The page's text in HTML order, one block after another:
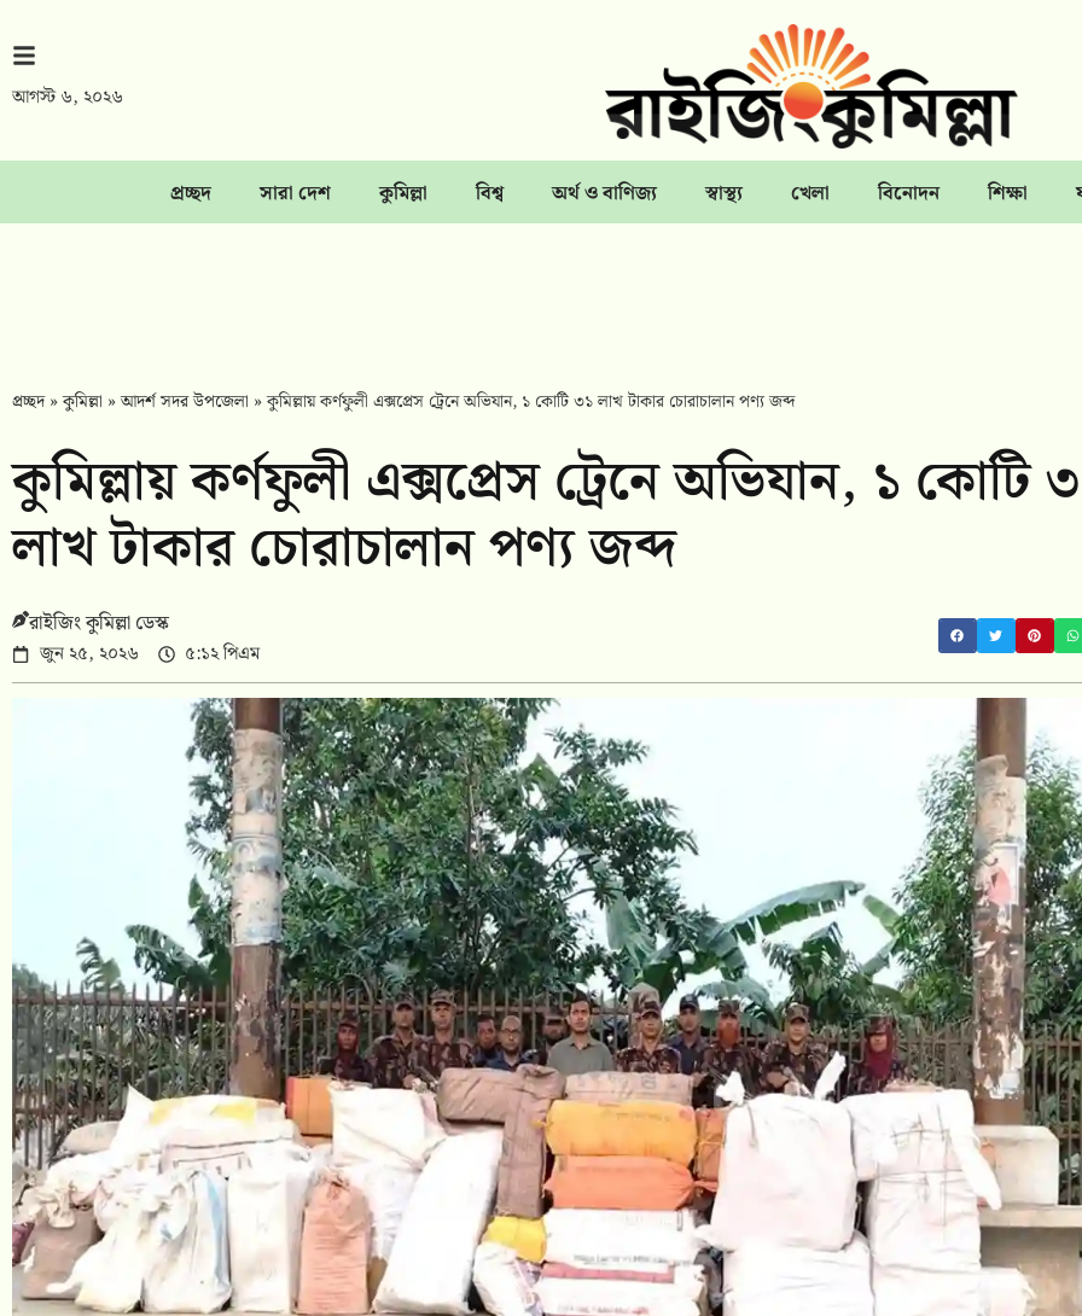
আগস্ট ৬, ২০২৬
প্রচ্ছদ সারা দেশ কুমিল্লা বিশ্ব অর্থ ও বাণিজ্য স্বাস্থ্য খেলা বিনোদন শিক্ষা
প্রচ্ছদ»কুমিল্লা »আদর্শ সদর উপজেলা »কুমিল্লায় কর্ণফুলী এক্সপ্রেস ট্রেনে অভিযান, ১ কোটি ৩১ লাখ টাকার চোরাচালান পণ্য জব্দ
কুমিল্লায় কর্ণফুলী এক্সপ্রেস ট্রেনে অভিযান, ১ কোটি
লাখ টাকার চোরাচালান পণ্য জব্দ
রাইজিং কুমিল্লা ডেস্ক
জুন ২৫, ২০২৬ ৫:১২ পিএম